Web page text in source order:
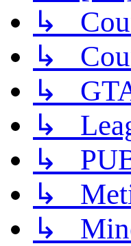
↳
↳
↳ GTA
↳
↳
↳
↳